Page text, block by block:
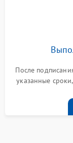
После
указанные